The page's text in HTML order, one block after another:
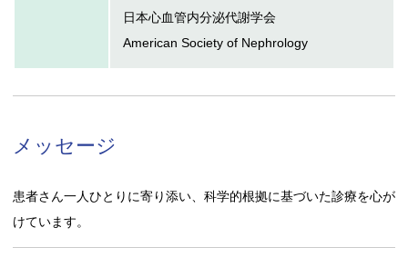
日本心血管内分泌代謝学会
American Society of Nephrology
メッセージ
患者さん一人ひとりに寄り添い、科学的根拠に基づいた診療を心が
けています。